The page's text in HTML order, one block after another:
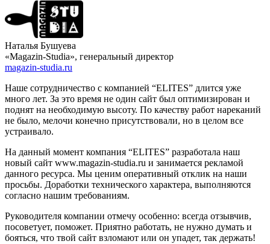
Наталья Бушуева
«Magazin-Studia», генеральный директор
magazin-studia.ru
Наше сотрудничество с компанией “ELITES” длится уже
много лет. За это время не один сайт был оптимизирован и
поднят на необходимую высоту. По качеству работ нареканий
не было, мелочи конечно присутствовали, но в целом все
устраивало.
На данный момент компания “ELITES” разработала наш
новый сайт www.magazin-studia.ru и занимается рекламой
данного ресурса. Мы ценим оперативный отклик на наши
просьбы. Доработки технического характера, выполняются
согласно нашим требованиям.
Руководителя компании отмечу особенно: всегда отзывчив,
посоветует, поможет. Приятно работать, не нужно думать и
бояться, что твой сайт взломают или он упадет, так держать!